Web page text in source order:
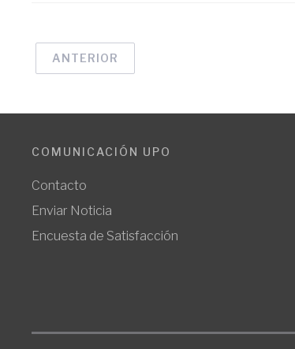
ANTERIOR
COMUNICACIÓN UPO
Contacto
Enviar Noticia
Encuesta de Satisfacción